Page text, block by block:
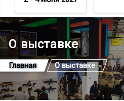
О выставке
Главная О выставке